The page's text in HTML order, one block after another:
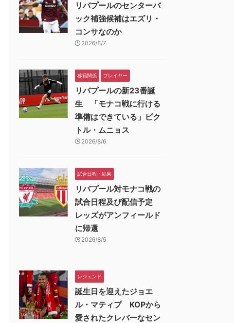
リバプールのセンターバ
ック補強候補はエズリ・
コンサなのか
2026/8/7
移籍関係 プレイヤー
リバプールの新23番誕
生 「モナコ戦に行ける
準備はできている」ビク
トル・ムニョス
2026/8/6
試合日程・結果
リバプール対モナコ戦の
試合日程及び配信予定
レッズがアンフィールド
に帰還
2026/8/5
レジェンド
誕生日を迎えたジョエ
ル・マティプ KOPから
愛されたクレバーなセン